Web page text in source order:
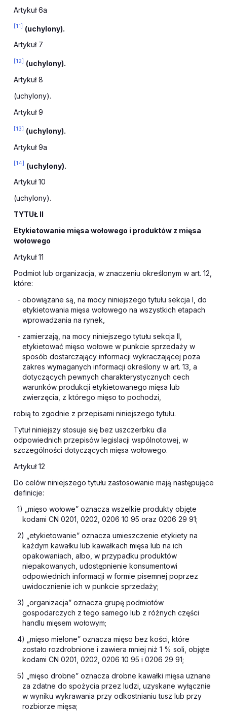
Artykuł 6a
[11] (uchylony).
Artykuł 7
[12] (uchylony).
Artykuł 8
(uchylony).
Artykuł 9
[13] (uchylony).
Artykuł 9a
[14] (uchylony).
Artykuł 10
(uchylony).
TYTUŁ II
Etykietowanie mięsa wołowego i produktów z mięsa
wołowego
Artykuł 11
Podmiot lub organizacja, w znaczeniu określonym w art. 12,
które:
- obowiązane są, na mocy niniejszego tytułu sekcja I, do
etykietowania mięsa wołowego na wszystkich etapach
wprowadzania na rynek,
- zamierzają, na mocy niniejszego tytułu sekcja II,
etykietować mięso wołowe w punkcie sprzedaży w
sposób dostarczający informacji wykraczającej poza
zakres wymaganych informacji określony w art. 13, a
dotyczących pewnych charakterystycznych cech
warunków produkcji etykietowanego mięsa lub
zwierzęcia, z którego mięso to pochodzi,
robią to zgodnie z przepisami niniejszego tytułu.
Tytuł niniejszy stosuje się bez uszczerbku dla
odpowiednich przepisów legislacji wspólnotowej, w
szczególności dotyczących mięsa wołowego.
Artykuł 12
Do celów niniejszego tytułu zastosowanie mają następujące
definicje:
1) „mięso wołowe” oznacza wszelkie produkty objęte
kodami CN 0201, 0202, 0206 10 95 oraz 0206 29 91;
2) „etykietowanie” oznacza umieszczenie etykiety na
każdym kawałku lub kawałkach mięsa lub na ich
opakowaniach, albo, w przypadku produktów
niepakowanych, udostępnienie konsumentowi
odpowiednich informacji w formie pisemnej poprzez
uwidocznienie ich w punkcie sprzedaży;
3) „organizacja” oznacza grupę podmiotów
gospodarczych z tego samego lub z różnych części
handlu mięsem wołowym;
4) „mięso mielone” oznacza mięso bez kości, które
zostało rozdrobnione i zawiera mniej niż 1 % soli, objęte
kodami CN 0201, 0202, 0206 10 95 i 0206 29 91;
5) „mięso drobne” oznacza drobne kawałki mięsa uznane
za zdatne do spożycia przez ludzi, uzyskane wyłącznie
w wyniku wykrawania przy odkostnianiu tusz lub przy
rozbiorze mięsa;